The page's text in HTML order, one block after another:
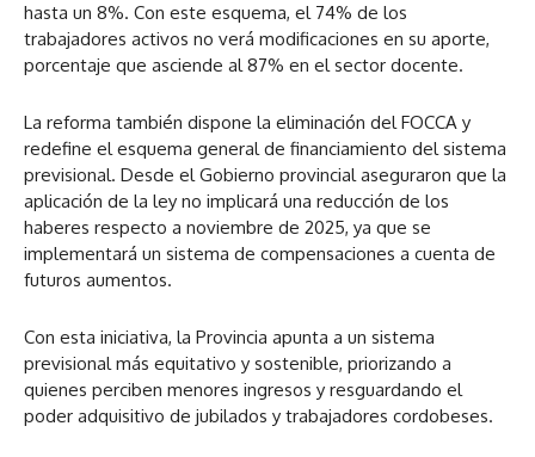
hasta un 8%. Con este esquema, el 74% de los
trabajadores activos no verá modificaciones en su aporte,
porcentaje que asciende al 87% en el sector docente.
La reforma también dispone la eliminación del FOCCA y
redefine el esquema general de financiamiento del sistema
previsional. Desde el Gobierno provincial aseguraron que la
aplicación de la ley no implicará una reducción de los
haberes respecto a noviembre de 2025, ya que se
implementará un sistema de compensaciones a cuenta de
futuros aumentos.
Con esta iniciativa, la Provincia apunta a un sistema
previsional más equitativo y sostenible, priorizando a
quienes perciben menores ingresos y resguardando el
poder adquisitivo de jubilados y trabajadores cordobeses.